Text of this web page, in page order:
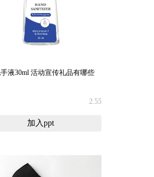
免洗洗手液30ml 活动宣传礼品有哪些
2.55
加入ppt